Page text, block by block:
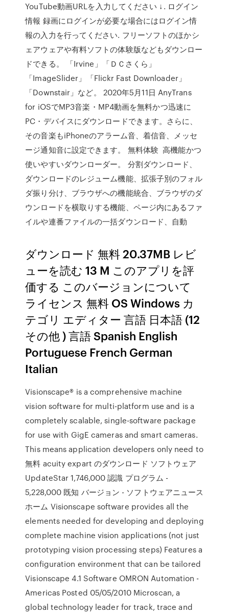
YouTube動画URLを入力してください ↓. ログイン
情報 録画にログインが必要な場合にはログイン情
報の入力を行ってください. フリーソフトのほかシ
ェアウェアや有料ソフトの体験版などもダウンロー
ドできる。 「Irvine」「ＤＣさくら」
「ImageSlider」「Flickr Fast Downloader」
「Downstair」など。 2020年5月11日 AnyTrans
for iOSでMP3音楽・MP4動画を無料かつ迅速に
PC・デバイスにダウンロードできます。さらに、
その音楽もiPhoneのアラーム音、着信音、メッセ
ージ通知音に設定できます。 無料体験 高機能かつ
使いやすいダウンローダー。 分割ダウンロード、
ダウンロードのレジューム機能、拡張子別のフォル
ダ振り分け、ブラウザへの機能統合、ブラウザのダ
ウンロードを横取りする機能、ページ内にあるファ
イルや連番ファイルの一括ダウンロード、自動
ダウンロード 無料 20.37MB レビ
ューを読む 13 M このアプリを評
価する このバージョンについて
ライセンス 無料 OS Windows カ
テゴリ エディター 言語 日本語 (12
その他 ) 言語 Spanish English
Portuguese French German
Italian
Visionscape® is a comprehensive machine
vision software for multi-platform use and is a
completely scalable, single-software package
for use with GigE cameras and smart cameras.
This means application developers only need to
無料 acuity expart のダウンロード ソフトウェア
UpdateStar 1,746,000 認識 プログラム -
5,228,000 既知 バージョン - ソフトウェアニュース
ホーム Visionscape software provides all the
elements needed for developing and deploying
complete machine vision applications (not just
prototyping vision processing steps) Features a
configuration environment that can be tailored
Visionscape 4.1 Software OMRON Automation -
Americas Posted 05/05/2010 Microscan, a
global technology leader for track, trace and